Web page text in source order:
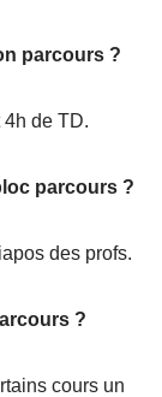
parcours ?
de TD.
parcours ?
des profs.
?
cours un